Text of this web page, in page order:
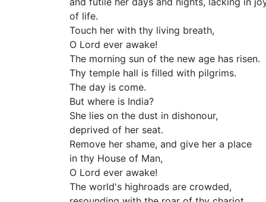
of life.
Touch her with thy living breath,
O Lord ever awake!
The morning sun of the new age has risen.
Thy temple hall is filled with pilgrims.
The day is come.
But where is India?
She lies on the dust in dishonour,
deprived of her seat.
Remove her shame, and give her a place
in thy House of Man,
O Lord ever awake!
The world's highroads are crowded,